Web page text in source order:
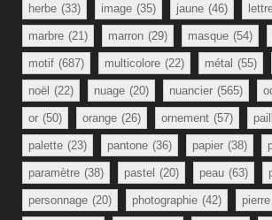
herbe (33) image (35) jaune (46)
marbre (21) marron (29) masque (54)
motif (687) multicolore (22) métal (55)
noël (22) nuage (20) nuancier (565)
or (50) orange (26) ornement (57)
palette (23) pantone (36) papier (38)
paramètre (38) pastel (20) peau (63)
personnage (20) photographie (42) pierre